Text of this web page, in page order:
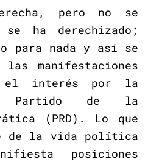
pero no se
ha derechizado;
para nada y así se
las manifestaciones
el interés por la
Partido de la
(PRD). Lo que
de la vida política
posiciones